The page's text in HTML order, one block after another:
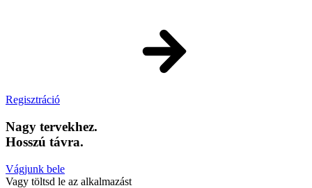
Regisztráció
Nagy tervekhez.
Hosszú távra.
Vágjunk bele
Vagy töltsd le az alkalmazást